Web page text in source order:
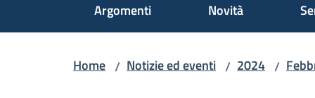
Argomenti Novità
Home / Notizie ed eventi / 2024 /